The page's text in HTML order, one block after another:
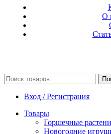
О
Вход / Регистрация
Товары
Горшечные
Новогодние